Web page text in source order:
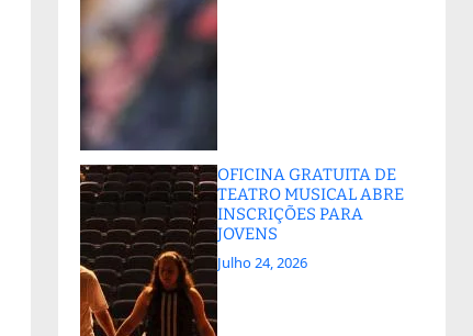
OFICINA GRATUITA DE
TEATRO MUSICAL ABRE
INSCRIÇÕES PARA
JOVENS
Julho 24, 2026